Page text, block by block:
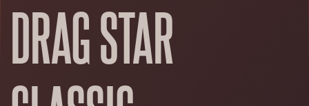
DRAG STAR